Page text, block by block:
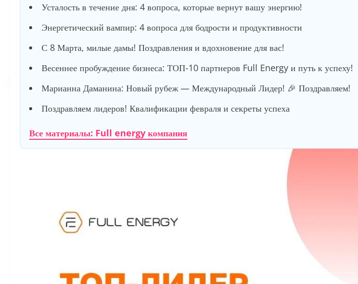
Усталость в течение дня: 4 вопроса, которые вернут вашу энергию!
Энергетический вампир: 4 вопроса для бодрости и продуктивности
С 8 Марта, милые дамы! Поздравления и вдохновение для вас!
Весеннее пробуждение бизнеса: ТОП-10 партнеров Full Energy и путь к успеху!
Марианна Даманина: Новый рубеж — Международный Лидер! 🎉 Поздравляем!
Поздравляем лидеров! Квалификации февраля и секреты успеха
Все материалы: Full energy компания